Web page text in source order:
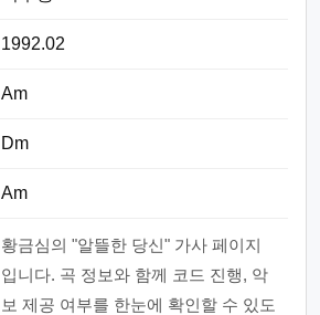
1992.02
Am
Dm
Am
황금심의 "알뜰한 당신" 가사 페이지
입니다. 곡 정보와 함께 코드 진행, 악
보 제공 여부를 한눈에 확인할 수 있도